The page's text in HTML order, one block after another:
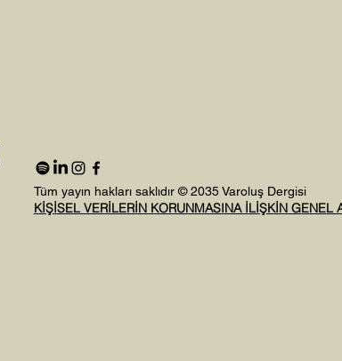
Tüm yayın hakları saklıdır © 2035 Varoluş Dergisi
KİŞİSEL VERİLERİN KORUNMASINA İLİŞKİN GENEL